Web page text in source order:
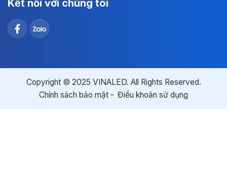
Kết nối với chúng tôi
Copyright © 2025 VINALED. All Rights Reserved.
Chính sách bảo mật
Điều khoản sử dụng